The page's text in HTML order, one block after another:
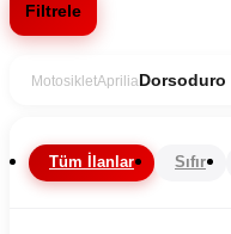
Filtrele
MotosikletAprilia Dorsoduro
Tüm İlanlar Sıfır